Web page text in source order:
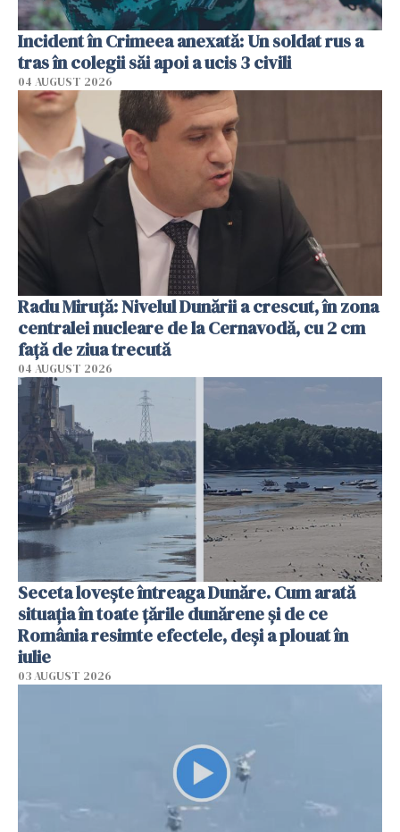
Incident în Crimeea anexată: Un soldat rus a
tras în colegii săi apoi a ucis 3 civili
04 AUGUST 2026
Radu Miruţă: Nivelul Dunării a crescut, în zona
centralei nucleare de la Cernavodă, cu 2 cm
faţă de ziua trecută
04 AUGUST 2026
Seceta lovește întreaga Dunăre. Cum arată
situația în toate țările dunărene și de ce
România resimte efectele, deși a plouat în
iulie
03 AUGUST 2026